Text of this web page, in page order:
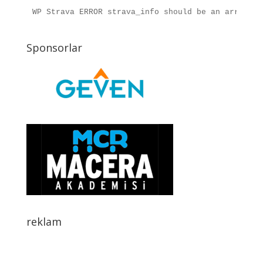
WP Strava ERROR strava_info should be an
Sponsorlar
reklam